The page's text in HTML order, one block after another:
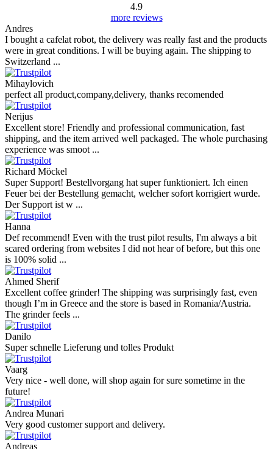
4.9
more reviews
Andres
I bought a cafelat robot, the delivery was really fast and the products
were in great conditions. I will be buying again. The shipping to
Switzerland ...
Mihaylovich
perfect all product,company,delivery, thanks recomended
Nerijus
Excellent store! Friendly and professional communication, fast
shipping, and the item arrived well packaged. The whole purchasing
experience was smoot ...
Richard Möckel
Super Support! Bestellvorgang hat super funktioniert. Ich einen
Feuer bei der Bestellung gemacht, welcher sofort korrigiert wurde.
Der Support ist w ...
Hanna
Def recommend! Even with the trust pilot results, I'm always a bit
scared ordering from websites I did not hear of before, but this one
is 100% solid ...
Ahmed Sherif
Excellent coffee grinder! The shipping was surprisingly fast, even
though I’m in Greece and the store is based in Romania/Austria.
The grinder feels ...
Danilo
Super schnelle Lieferung und tolles Produkt
Vaarg
Very nice - well done, will shop again for sure sometime in the
future!
Andrea Munari
Very good customer support and delivery.
Andreas